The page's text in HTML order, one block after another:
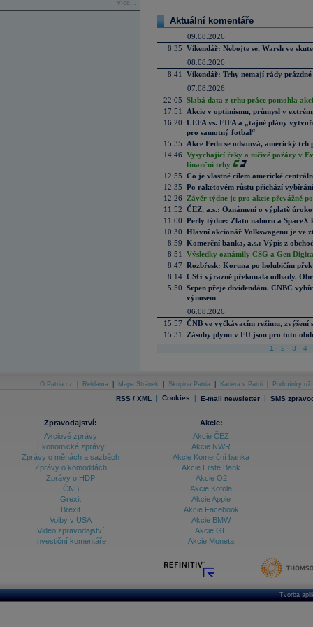
více...
Aktuální komentáře
09.08.2026
8:35 Víkendář: Nebojte se, Warsh ve
08.08.2026
8:41
Víkendář: Trhy nemají rády prázdné
07.08.2026
22:05 Slabá data z trhu práce pomohla
17:51
Akcie v optimismu, průmysl v
16:20 UEFA vs. FIFA a „tajné plány
pro samotný fotbal“
15:35
Akce Fedu se odsouvá, americký
14:46 Vysychající řeky a ničivé požáry v
finanční trhy
12:55 Co je vlastně cílem americké
12:35 Po raketovém růstu přichází
12:26
Závěr týdne je pro akcie převážně
11:52 ČEZ, a.s.: Oznámení o výplatě
11:00 Perly týdne: Zlato nahoru a SpaceX
10:30 Hlavní akcionář Volkswagenu je ve
8:59 Komerční banka, a.s.: Výpis z
8:51
Výsledky oznámily CSG a Gen
8:47 Rozbřesk: Koruna po holubičím
8:14 CSG výrazně překonala odhady.
5:50 Srpen přeje dividendám. CNBC
výnosem
06.08.2026
15:57 ČNB ve vyčkávacím režimu, zvýšení
15:31
Zásoby plynu v EU jsou pro toto
1 2 3 4
O Patria.cz Reklama Mapa Stránek Skupina Patria Kariéra v Patrii Podmínky
RSS / XML | Cookies | E-mail newsletter | SMS
Zpravodajství:
Akciové zprávy
Ekonomické zprávy
Zprávy o měnách a sazbách
Zprávy o komoditách
Zprávy o HDP
ČNB
Grexit
Brexit
Volby v USA
Video zpravodajství
Investiční komentáře
Akcie:
Akcie ČEZ
Akcie NWR
Akcie Komerční banka
Akcie Erste Bank
Akcie O2
Akcie Kofola
Akcie Apple
Akcie Facebook
Akcie BMW
Akcie GE
Akcie Moneta
Tvorba